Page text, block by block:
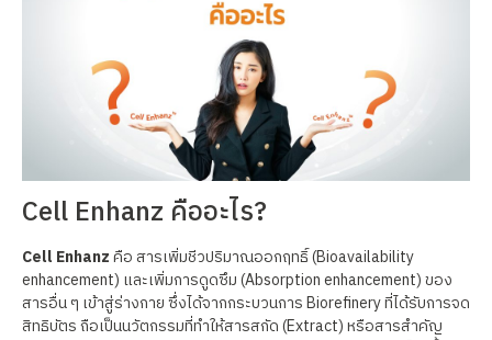
Cell Enhanz คืออะไร?
Cell Enhanzคือ สารเพิ่มชีวปริมาณออกฤทธิ์ (Bioavailability
enhancement) และเพิ่มการดูดซึม (Absorption enhancement) ของ
สารอื่น ๆ เข้าสู่ร่างกาย ซึ่งได้จากกระบวนการ Biorefinery ที่ได้รับการจด
สิทธิบัตร ถือเป็นนวัตกรรมที่ทำให้สารสกัด (Extract) หรือสารสำคัญ